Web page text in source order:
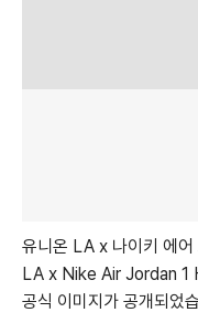
유니온 LA x 나이키 에
LA x Nike Air Jordan 1
공식 이미지가 공개되었